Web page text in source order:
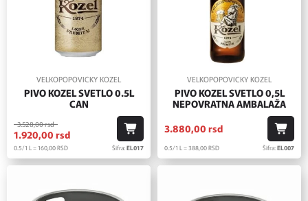
VELKOPOPOVICKY KOZEL
PIVO KOZEL SVETLO 0.5L
CAN
3.528,00rsd
1.920,00 rsd
0.5/1 L = 160,00RSD Šifra:EL017
VELKOPOPOVICKY KOZEL
PIVO KOZEL SVETLO 0,5L
NEPOVRATNA AMBALAŽA
3.880,00 rsd
0.5/1 L = 388,00RSD Šifra:EL007